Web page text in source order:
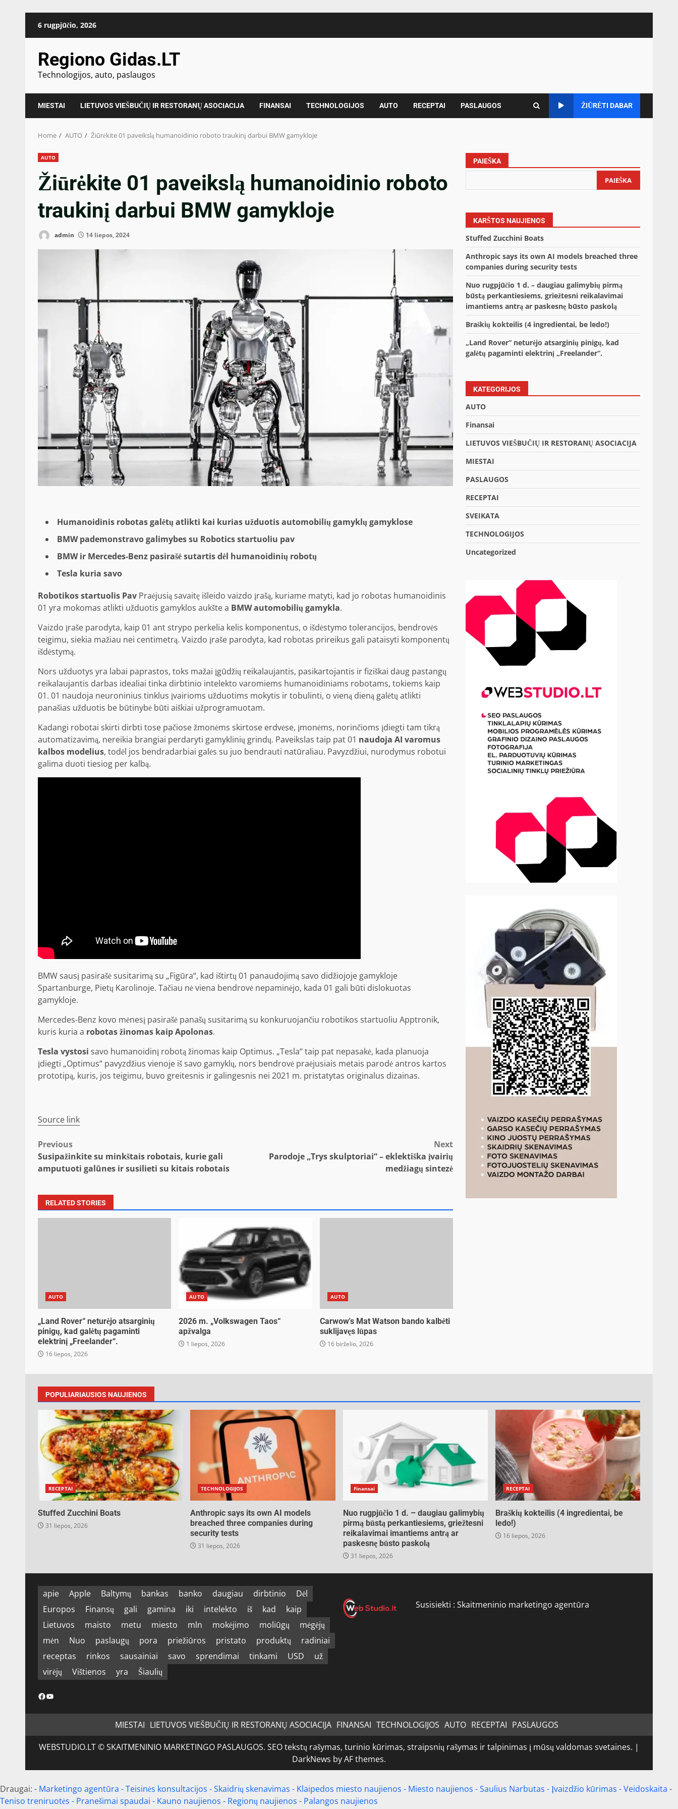
6 rugpjūčio, 2026
Regiono Gidas.LT
Technologijos, auto, paslaugos
MIESTAI LIETUVOS VIEŠBUČIŲ IR RESTORANŲ ASOCIACIJA FINANSAI TECHNOLOGIJOS AUTO RECEPTAI PASLAUGOS ŽIŪRĖTI DABAR
Home AUTO Žiūrėkite 01 paveikslą humanoidinio roboto traukinį darbui BMW gamykloje
AUTO
Žiūrėkite 01 paveikslą humanoidinio roboto
traukinį darbui BMW gamykloje
admin 14 liepos, 2024
Humanoidinis robotas galėtų atlikti kai kurias užduotis automobilių gamyklų gamyklose
BMW pademonstravo galimybes su Robotics startuoliu pav
BMW ir Mercedes-Benz pasirašė sutartis dėl humanoidinių robotų
Tesla kuria savo
Robotikos startuolis Pav Praėjusią savaitę išleido vaizdo įrašą, kuriame matyti, kad jo robotas humanoidinis
01 yra mokomas atlikti užduotis gamyklos aukšte a BMW automobilių gamykla.
Vaizdo įraše parodyta, kaip 01 ant strypo perkelia kelis komponentus, o išdėstymo tolerancijos, bendrovės
teigimu, siekia mažiau nei centimetrą. Vaizdo įraše parodyta, kad robotas prireikus gali pataisyti komponentų
išdėstymą.
Nors užduotys yra labai paprastos, toks mažai įgūdžių reikalaujantis, pasikartojantis ir fiziškai daug pastangų
reikalaujantis darbas idealiai tinka dirbtinio intelekto varomiems humanoidiniams robotams, tokiems kaip
01. 01 naudoja neuroninius tinklus įvairioms užduotims mokytis ir tobulinti, o vieną dieną galėtų atlikti
panašias užduotis be būtinybė būti aiškiai užprogramuotam.
Kadangi robotai skirti dirbti tose pačiose žmonėms skirtose erdvėse, įmonėms, norinčioms įdiegti tam tikrą
automatizavimą, nereikia brangiai perdaryti gamyklinių grindų. Paveikslas taip pat 01 naudoja AI varomus
kalbos modelius, todėl jos bendradarbiai galės su juo bendrauti natūraliau. Pavyzdžiui, nurodymus robotui
galima duoti tiesiog per kalbą.
BMW sausį pasirašė susitarimą su „Figūra“, kad ištirtų 01 panaudojimą savo didžiojoje gamykloje
Spartanburge, Pietų Karolinoje. Tačiau nė viena bendrovė nepaminėjo, kada 01 gali būti dislokuotas
gamykloje.
Mercedes-Benz kovo mėnesį pasirašė panašų susitarimą su konkuruojančiu robotikos startuoliu Apptronik,
kuris kuria a robotasžinomas kaip Apolonas.
Tesla vystosi savo humanoidinį robotąžinomas kaip Optimus. „Tesla“ taip pat nepasakė, kada planuoja
įdiegti „Optimus“ pavyzdžius vienoje iš savo gamyklų, nors bendrovė praėjusiais metais parodė antros kartos
prototipą, kuris, jos teigimu, buvo greitesnis ir galingesnis nei 2021 m. pristatytas originalus dizainas.
Source link
Post
navigation
Previous
Susipažinkite su minkštais robotais, kurie gali
amputuoti galūnes ir susilieti su kitais robotais
Next
Parodoje „Trys skulptoriai“ – eklektiška įvairių
medžiagų sintezė
RELATED STORIES
AUTO
„Land Rover“ neturėjo atsarginių
pinigų, kad galėtų pagaminti
elektrinį „Freelander“.
16 liepos, 2026
AUTO
2026 m. „Volkswagen Taos“
apžvalga
1 liepos, 2026
AUTO
Carwow's Mat Watson bando kalbėti
suklijavęs lūpas
16 birželio, 2026
PAIEŠKA
PAIEŠKA
KARŠTOS NAUJIENOS
Stuffed Zucchini Boats
Anthropic says its own AI models breached three
companies during security tests
Nuo rugpjūčio 1 d. – daugiau galimybių pirmą
būstą perkantiesiems, griežtesni reikalavimai
imantiems antrą ar paskesnę būsto paskolą
Braškių kokteilis (4 ingredientai, be ledo!)
„Land Rover“ neturėjo atsarginių pinigų, kad
galėtų pagaminti elektrinį „Freelander“.
KATEGORIJOS
AUTO
Finansai
LIETUVOS VIEŠBUČIŲ IR RESTORANŲ ASOCIACIJA
MIESTAI
PASLAUGOS
RECEPTAI
SVEIKATA
TECHNOLOGIJOS
Uncategorized
POPULIARIAUSIOS NAUJIENOS
RECEPTAI
Stuffed Zucchini Boats
31 liepos, 2026
TECHNOLOGIJOS
Anthropic says its own AI models
breached three companies during
security tests
31 liepos, 2026
Finansai
Nuo rugpjūčio 1 d. – daugiau galimybių
pirmą būstą perkantiesiems, griežtesni
reikalavimai imantiems antrą ar
paskesnę būsto paskolą
31 liepos, 2026
RECEPTAI
Braškių kokteilis (4 ingredientai, be
ledo!)
16 liepos, 2026
apie Apple Baltymų bankas banko daugiau dirbtinio
Dėl
Europos
Finansų gali gamina iki intelekto iš kad
kaip
Lietuvos
maisto metu miesto mln mokėjimo moliūgų
mėgėjų
mėn
Nuo paslaugų pora priežiūros pristato produktų
radiniai
receptas
rinkos sausainiai savo sprendimai tinkami USD
už
virėjų
Vištienos yra Šiaulių
Facebook
YouTube
Susisiekti :Skaitmeninio marketingo agentūra
MIESTAI LIETUVOS VIEŠBUČIŲ IR RESTORANŲ ASOCIACIJA FINANSAI TECHNOLOGIJOS AUTO RECEPTAI PASLAUGOS
WEBSTUDIO.LT © SKAITMENINIO MARKETINGO PASLAUGOS. SEO tekstų rašymas, turinio kūrimas, straipsnių rašymas ir talpinimas į mūsų valdomas svetaines. |
DarkNews by AF themes.
Draugai: - Marketingo agentūra -Teisinės konsultacijos -Skaidrių skenavimas - Klaipedos miesto naujienos - Miesto naujienos -Saulius Narbutas -Įvaizdžio kūrimas -Veidoskaita -
Teniso treniruotės - Pranešimai spaudai - Kauno naujienos - Regionų naujienos - Palangos naujienos